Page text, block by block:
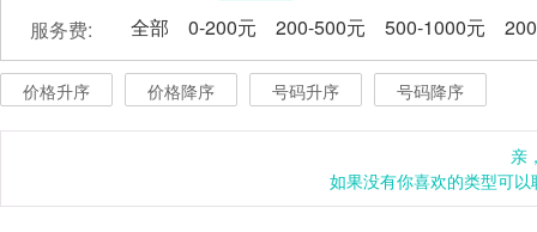
服务费:
全部 0-200元 200-500元 500-1000元
价格升序 价格降序 号码升序 号码降序
亲
如果没有你喜欢的类型可